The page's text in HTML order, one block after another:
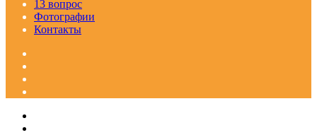
13 вопрос
Фотографии
Контакты
Facebook
Google+
Одноклассники
WhatsApp
Telegram
Viber
Кнопка
«Наверх»
Закрыть